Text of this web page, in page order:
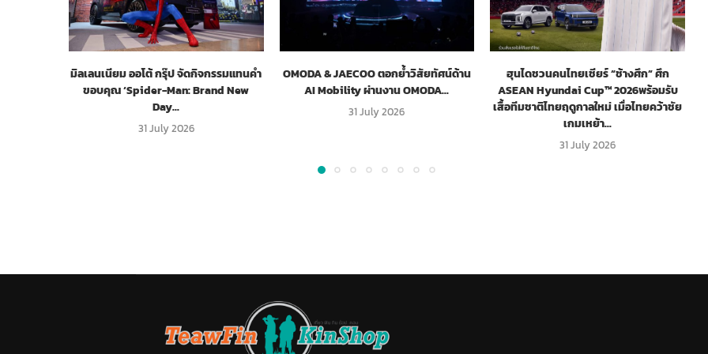
มิลเลนเนียม ออโต้ กรุ๊ป จัดกิจกรรมแทนคำ
ขอบคุณ ‘Spider-Man: Brand New
Day...
31 July 2026
OMODA & JAECOO ตอกย้ำวิสัยทัศน์ด้าน
AI Mobility ผ่านงาน OMODA...
31 July 2026
ฮุนไดชวนคนไทยเชียร์ “ช้างศึก” ศึก
ASEAN Hyundai Cup™ 2026พร้อมรับ
เสื้อทีมชาติไทยฤดูกาลใหม่ เมื่อไทยคว้าชัย
เกมเหย้า...
31 July 2026